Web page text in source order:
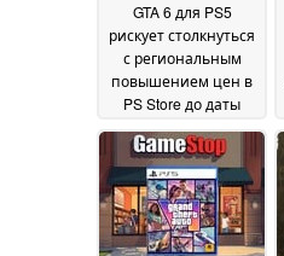
GTA 6 для PS5
рискует столкнуться
с региональным
повышением цен в
PS Store до даты
результате чего
физическая версия
станет дешевле19
July 2026